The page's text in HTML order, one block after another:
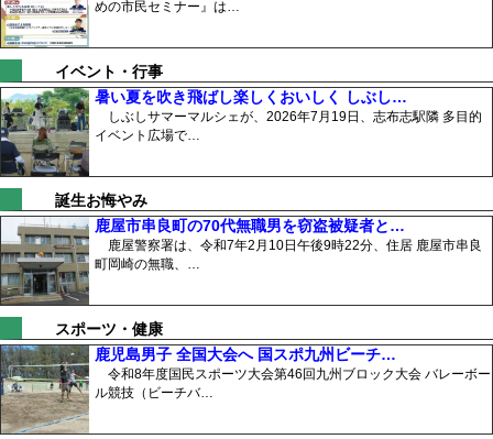
めの市民セミナー』は…
イベント・行事
暑い夏を吹き飛ばし楽しくおいしく しぶし…
しぶしサマーマルシェが、2026年7月19日、志布志駅隣 多目的
イベント広場で…
誕生お悔やみ
鹿屋市串良町の70代無職男を窃盗被疑者と…
鹿屋警察署は、令和7年2月10日午後9時22分、住居 鹿屋市串良
町岡崎の無職、…
スポーツ・健康
鹿児島男子 全国大会へ 国スポ九州ビーチ…
令和8年度国民スポーツ大会第46回九州ブロック大会 バレーボー
ル競技（ビーチバ…